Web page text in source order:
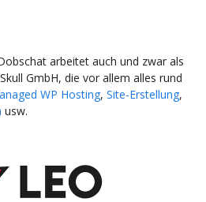
arbeitet auch und zwar als
GmbH, die vor allem alles rund
WP Hosting, Site-Erstellung,
usw.